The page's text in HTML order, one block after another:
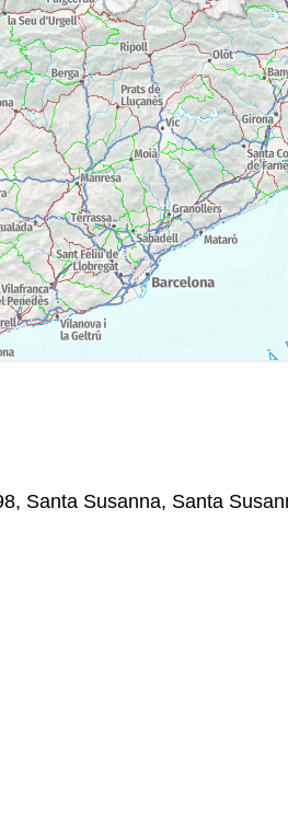
Santa Susanna, Santa